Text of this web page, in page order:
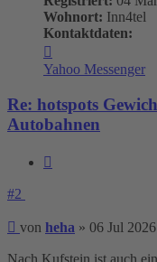
Wohnort: Inn4tel
Kontaktdaten:
von
heha
Yahoo Messenger
Re: hotspots
Autobahnen
#2
Beitrag
von heha » 06 Jul
Nach Kufstein ist auch